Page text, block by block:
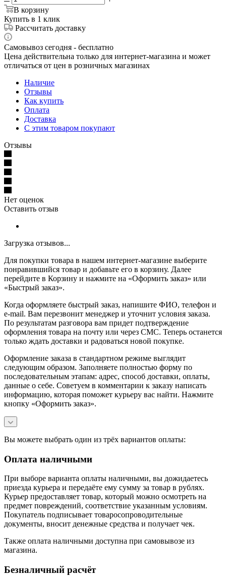
В корзину
Купить в 1 клик
Рассчитать доставку
Самовывоз сегодня - бесплатно
Цена действительна только для интернет-магазина и может
отличаться от цен в розничных магазинах
Наличие
Отзывы
Как купить
Оплата
Доставка
С этим товаром покупают
Отзывы
Нет оценок
Оставить отзыв
Загрузка отзывов...
Для покупки товара в нашем интернет-магазине выберите
понравившийся товар и добавьте его в корзину. Далее
перейдите в Корзину и нажмите на «Оформить заказ» или
«Быстрый заказ».
Когда оформляете быстрый заказ, напишите ФИО, телефон и
e-mail. Вам перезвонит менеджер и уточнит условия заказа.
По результатам разговора вам придет подтверждение
оформления товара на почту или через СМС. Теперь останется
только ждать доставки и радоваться новой покупке.
Оформление заказа в стандартном режиме выглядит
следующим образом. Заполняете полностью форму по
последовательным этапам: адрес, способ доставки, оплаты,
данные о себе. Советуем в комментарии к заказу написать
информацию, которая поможет курьеру вас найти. Нажмите
кнопку «Оформить заказ».
Вы можете выбрать один из трёх вариантов оплаты:
Оплата наличными
При выборе варианта оплаты наличными, вы дожидаетесь
приезда курьера и передаёте ему сумму за товар в рублях.
Курьер предоставляет товар, который можно осмотреть на
предмет повреждений, соответствие указанным условиям.
Покупатель подписывает товаросопроводительные
документы, вносит денежные средства и получает чек.
Также оплата наличными доступна при самовывозе из
магазина.
Безналичный расчёт